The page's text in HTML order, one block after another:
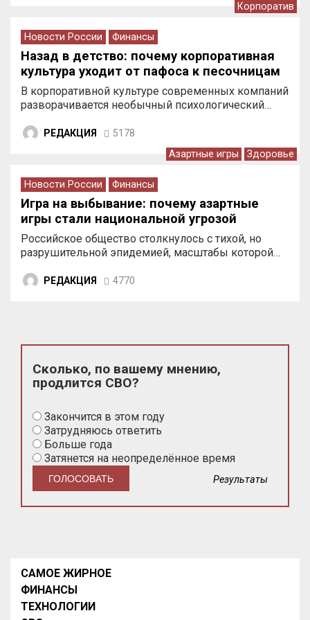
Корпоратив
Новости России Финансы
Назад в детство: почему корпоративная
культура уходит от пафоса к песочницам
В корпоративной культуре современных компаний
разворачивается необычный психологический…
РЕДАКЦИЯ 5178
Азартные игры Здоровье
Новости России Финансы
Игра на выбывание: почему азартные
игры стали национальной угрозой
Российское общество столкнулось с тихой, но
разрушительной эпидемией, масштабы которой…
РЕДАКЦИЯ 4770
Сколько, по вашему мнению,
продлится СВО?
Закончится в этом году
Затрудняюсь ответить
Больше года
Затянется на неопределённое время
Результаты
САМОЕ ЖИРНОЕ
ФИНАНСЫ
ТЕХНОЛОГИИ